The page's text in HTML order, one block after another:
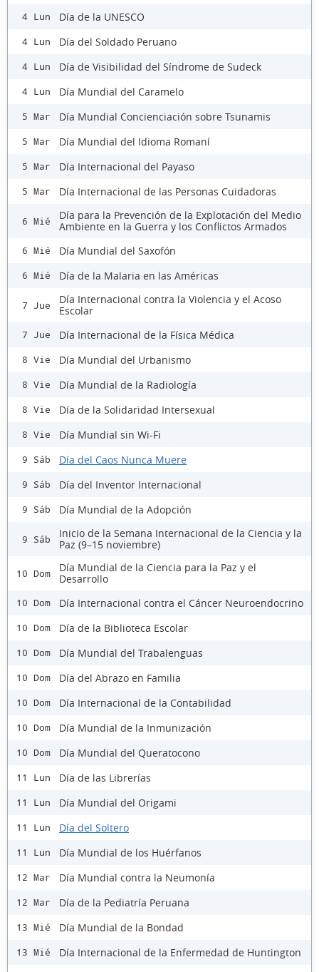
4 Lun Día de la UNESCO
4 Lun Día del Soldado Peruano
4 Lun Día de Visibilidad del Síndrome de Sudeck
4 Lun Día Mundial del Caramelo
5 Mar Día Mundial Concienciación sobre Tsunamis
5 Mar Día Mundial del Idioma Romaní
5 Mar Día Internacional del Payaso
5 Mar Día Internacional de las Personas Cuidadoras
6 Mié
Día para la Prevención de la Explotación del Medio
Ambiente en la Guerra y los Conflictos Armados
6 Mié Día Mundial del Saxofón
6 Mié Día de la Malaria en las Américas
7 Jue
Día Internacional contra la Violencia y el Acoso
Escolar
7 Jue Día Internacional de la Física Médica
8 Vie Día Mundial del Urbanismo
8 Vie Día Mundial de la Radiología
8 Vie Día de la Solidaridad Intersexual
8 Vie Día Mundial sin Wi-Fi
9 Sáb Día del Caos Nunca Muere
9 Sáb Día del Inventor Internacional
9 Sáb Día Mundial de la Adopción
9 Sáb
Inicio de la Semana Internacional de la Ciencia y la
Paz (9–15 noviembre)
10 Dom
Día Mundial de la Ciencia para la Paz y el
Desarrollo
10 Dom Día Internacional contra el Cáncer Neuroendocrino
10 Dom Día de la Biblioteca Escolar
10 Dom Día Mundial del Trabalenguas
10 Dom Día del Abrazo en Familia
10 Dom Día Internacional de la Contabilidad
10 Dom Día Mundial de la Inmunización
10 Dom Día Mundial del Queratocono
11 Lun Día de las Librerías
11 Lun Día Mundial del Origami
11 Lun Día del Soltero
11 Lun Día Mundial de los Huérfanos
12 Mar Día Mundial contra la Neumonía
12 Mar Día de la Pediatría Peruana
13 Mié Día Mundial de la Bondad
13 Mié
Día Internacional de la Enfermedad de Huntington